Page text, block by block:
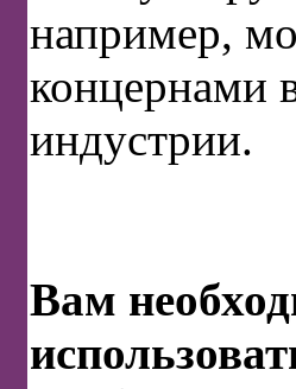
например,
концернами
индустрии.
Вам